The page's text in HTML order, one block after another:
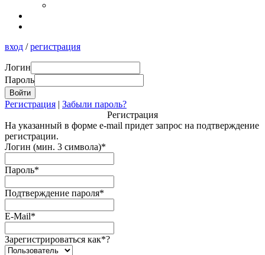
вход /регистрация
Логин
Пароль
Регистрация | Забыли пароль?
Регистрация
На указанный в форме e-mail придет запрос на подтверждение
регистрации.
Логин (мин. 3 символа)*
Пароль*
Подтверждение пароля*
E-Mail*
Зарегистрироваться как*?